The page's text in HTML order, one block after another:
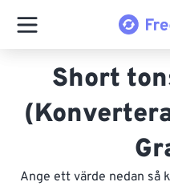
Short
Ange ett värde nedan så